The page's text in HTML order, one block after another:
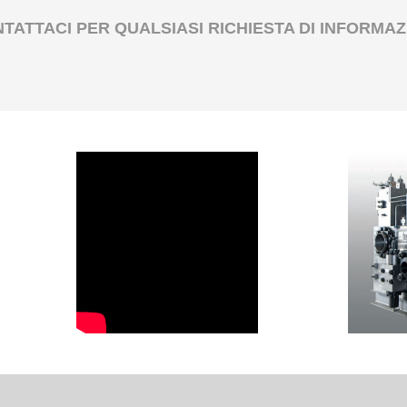
PER QUALSIASI RICHIESTA DI